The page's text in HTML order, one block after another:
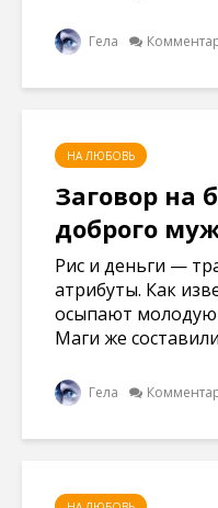
Гела
НА ЛЮБОВЬ
Заговор на
доброго
Рис и деньги —
атрибуты. Как
осыпают молодую
Маги же
Гела